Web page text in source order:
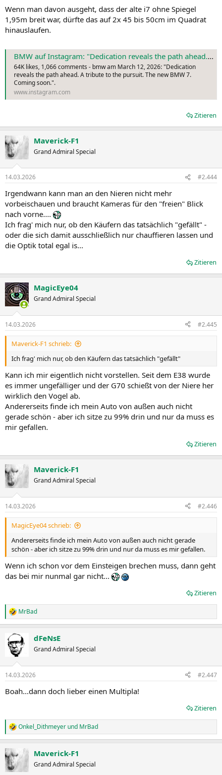
Wenn man davon ausgeht, dass der alte i7 ohne Spiegel
1,95m breit war, dürfte das auf 2x 45 bis 50cm im Quadrat
hinauslaufen.
BMW auf Instagram: "Dedication reveals the path ahead. A tribute to the pursuit. The new BMW 7. Coming soon."
64K likes, 1,066 comments - bmw am March 12, 2026: "Dedication
reveals the path ahead. A tribute to the pursuit. The new BMW 7.
Coming soon.".
www.instagram.com
Zitieren
Maverick-F1
Grand Admiral Special
14.03.2026 #2.444
Irgendwann kann man an den Nieren nicht mehr
vorbeischauen und braucht Kameras für den "freien" Blick
nach vorne....
Ich frag' mich nur, ob den Käufern das tatsächlich "gefällt" -
oder die sich damit ausschließlich nur chauffieren lassen und
die Optik total egal is...
Zitieren
MagicEye04
Grand Admiral Special
14.03.2026 #2.445
Maverick-F1 schrieb:
Ich frag' mich nur, ob den Käufern das tatsächlich "gefällt"
Kann ich mir eigentlich nicht vorstellen. Seit dem E38 wurde
es immer ungefälliger und der G70 schießt von der Niere her
wirklich den Vogel ab.
Andererseits finde ich mein Auto von außen auch nicht
gerade schön - aber ich sitze zu 99% drin und nur da muss es
mir gefallen.
Zitieren
Maverick-F1
Grand Admiral Special
14.03.2026 #2.446
MagicEye04 schrieb:
Andererseits finde ich mein Auto von außen auch nicht gerade
schön - aber ich sitze zu 99% drin und nur da muss es mir gefallen.
Wenn ich schon vor dem Einsteigen brechen muss, dann geht
das bei mir nunmal gar nicht...
Zitieren
R
e
k
t
e
:
MrBad
dFeNsE
Grand Admiral Special
14.03.2026 #2.447
Boah...dann doch lieber einen Multipla!
Zitieren
R
e
k
t
i
Onkel_Dithmeyer und MrBad
Maverick-F1
Grand Admiral Special